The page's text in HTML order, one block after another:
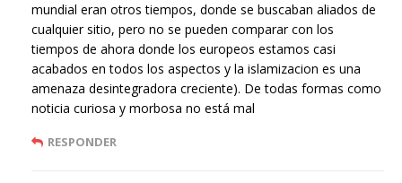
mundial eran otros tiempos, donde se buscaban aliados de
cualquier sitio, pero no se pueden comparar con los
tiempos de ahora donde los europeos estamos casi
acabados en todos los aspectos y la islamizacion es una
amenaza desintegradora creciente). De todas formas como
noticia curiosa y morbosa no está mal
RESPONDER